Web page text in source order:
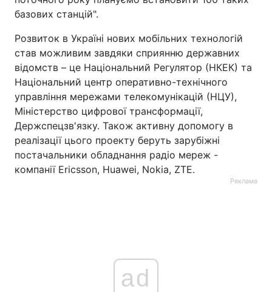
базових станцій".
Розвиток в Україні нових мобільних технологій
став можливим завдяки сприянню державних
відомств – це Національний Регулятор (НКЕК) та
Національний центр оперативно-технічного
управління мережами телекомунікацій (НЦУ),
Міністерство цифрової трансформації,
Держспецзв'язку. Також активну допомогу в
реалізації цього проекту беруть зарубіжні
постачальники обладнання радіо мереж -
компанії Ericsson, Huawei, Nokia, ZTE.
Реклама
ad